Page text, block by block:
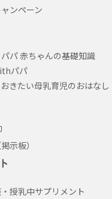
ンペーン
パ 赤ちゃんの基礎知識
パパ
きたい母乳育児のおはなし
示板）
授乳中サプリメント